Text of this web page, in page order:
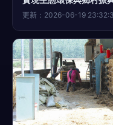
更新：2026-06-19